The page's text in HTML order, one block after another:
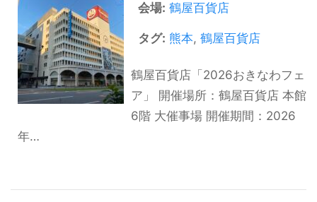
会場: 鶴屋百貨店
タグ: 熊本, 鶴屋百貨店
鶴屋百貨店「2026おきなわフェ
ア」 開催場所：鶴屋百貨店 本館
6階 大催事場 開催期間：2026
年…